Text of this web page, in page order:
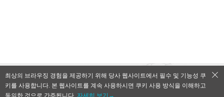
QooApp Limited © 2026
최상의 브라우징 경험을 제공하기 위해 당사 웹사이트에서 필수 및 기능성 쿠
키를 사용합니다. 본 웹사이트를 계속 사용하시면 쿠키 사용 방식을 이해하고
동의한 것으로 간주됩니다. 자세히 보기→